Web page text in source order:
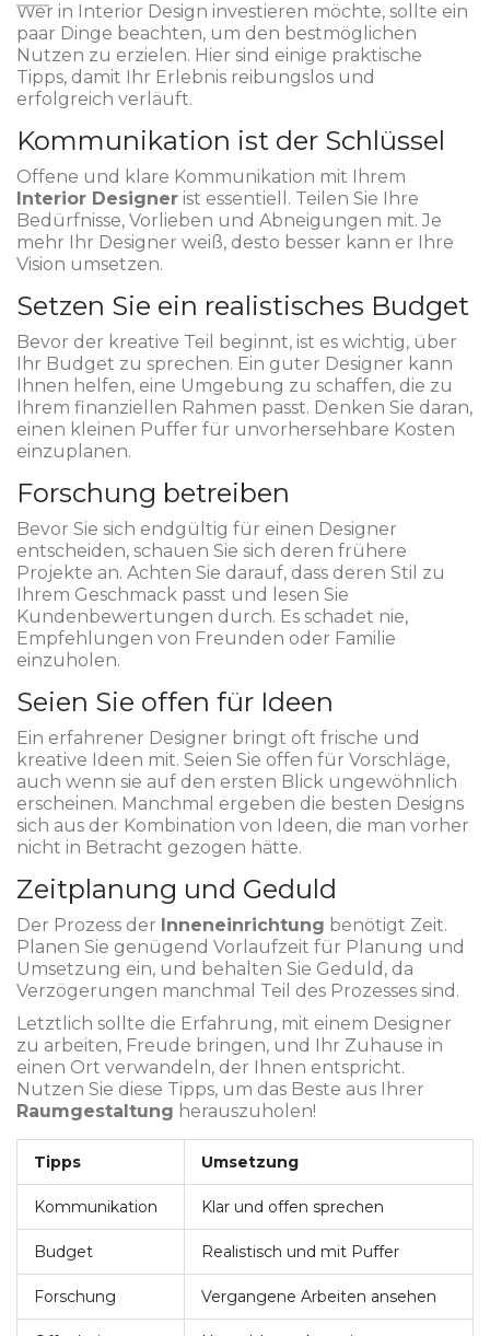
Wer in Interior Design investieren möchte, sollte ein
paar Dinge beachten, um den bestmöglichen
Nutzen zu erzielen. Hier sind einige praktische
Tipps, damit Ihr Erlebnis reibungslos und
erfolgreich verläuft.
Kommunikation ist der Schlüssel
Offene und klare Kommunikation mit Ihrem
Interior Designer ist essentiell. Teilen Sie Ihre
Bedürfnisse, Vorlieben und Abneigungen mit. Je
mehr Ihr Designer weiß, desto besser kann er Ihre
Vision umsetzen.
Setzen Sie ein realistisches Budget
Bevor der kreative Teil beginnt, ist es wichtig, über
Ihr Budget zu sprechen. Ein guter Designer kann
Ihnen helfen, eine Umgebung zu schaffen, die zu
Ihrem finanziellen Rahmen passt. Denken Sie daran,
einen kleinen Puffer für unvorhersehbare Kosten
einzuplanen.
Forschung betreiben
Bevor Sie sich endgültig für einen Designer
entscheiden, schauen Sie sich deren frühere
Projekte an. Achten Sie darauf, dass deren Stil zu
Ihrem Geschmack passt und lesen Sie
Kundenbewertungen durch. Es schadet nie,
Empfehlungen von Freunden oder Familie
einzuholen.
Seien Sie offen für Ideen
Ein erfahrener Designer bringt oft frische und
kreative Ideen mit. Seien Sie offen für Vorschläge,
auch wenn sie auf den ersten Blick ungewöhnlich
erscheinen. Manchmal ergeben die besten Designs
sich aus der Kombination von Ideen, die man vorher
nicht in Betracht gezogen hätte.
Zeitplanung und Geduld
Der Prozess der Inneneinrichtung benötigt Zeit.
Planen Sie genügend Vorlaufzeit für Planung und
Umsetzung ein, und behalten Sie Geduld, da
Verzögerungen manchmal Teil des Prozesses sind.
Letztlich sollte die Erfahrung, mit einem Designer
zu arbeiten, Freude bringen, und Ihr Zuhause in
einen Ort verwandeln, der Ihnen entspricht.
Nutzen Sie diese Tipps, um das Beste aus Ihrer
Raumgestaltung herauszuholen!
Tipps Umsetzung
Kommunikation Klar und offen sprechen
Budget Realistisch und mit Puffer
Forschung Vergangene Arbeiten ansehen